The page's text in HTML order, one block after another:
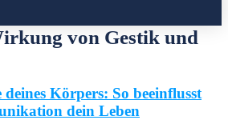
von Gestik und
deines Körpers: So beeinflusst
dein Leben